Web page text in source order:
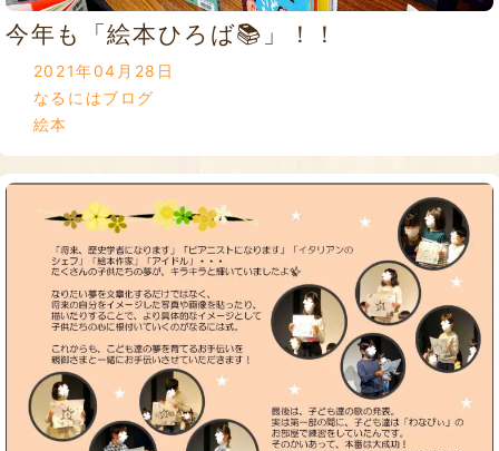
今年も「絵本ひろば📚」！！
2021年04月28日
なるにはブログ
絵本